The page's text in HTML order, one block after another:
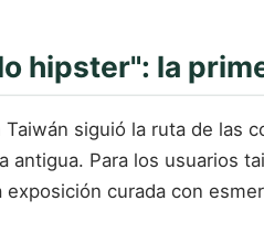
hipster": la
siguió la ruta de las
antigua. Para los usuarios
curada con